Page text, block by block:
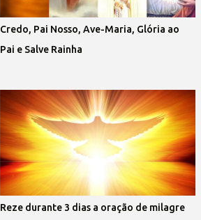
Credo, Pai Nosso, Ave-Maria, Glória ao
Pai e Salve Rainha
Reze durante 3 dias a oração de milagre